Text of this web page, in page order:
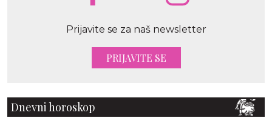
Prijavite se za naš newsletter
PRIJAVITE SE
Dnevni horoskop